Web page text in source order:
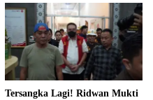
Tersangka Lagi! Ridwan Mukti